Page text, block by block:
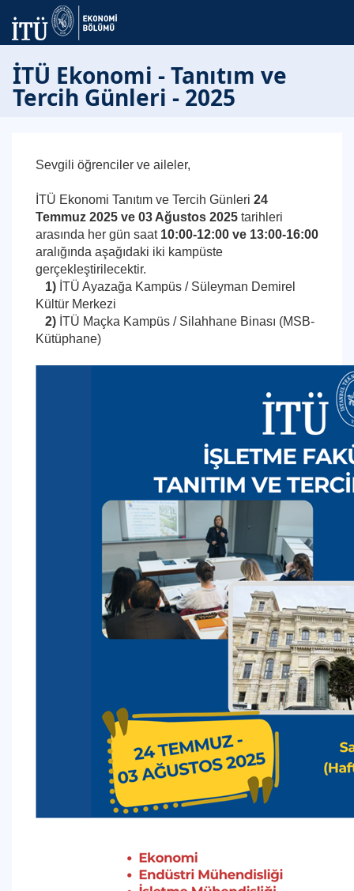
İTÜ Ekonomi - Tanıtım ve
Tercih Günleri - 2025
Sevgili öğrenciler ve aileler,
İTÜ Ekonomi Tanıtım ve Tercih Günleri 24
Temmuz 2025 ve 03 Ağustos 2025 tarihleri
arasında her gün saat 10:00-12:00 ve 13:00-16:00
aralığında aşağıdaki iki kampüste
gerçekleştirilecektir.
1) İTÜ Ayazağa Kampüs / Süleyman Demirel
Kültür Merkezi
2) İTÜ Maçka Kampüs / Silahhane Binası (MSB-
Kütüphane)